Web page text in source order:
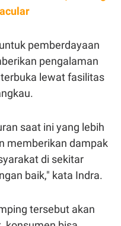
pemberdayaan
pengalaman
lewat fasilitas
saat ini yang lebih
memberikan dampak
di sekitar
baik," kata Indra.
tersebut akan